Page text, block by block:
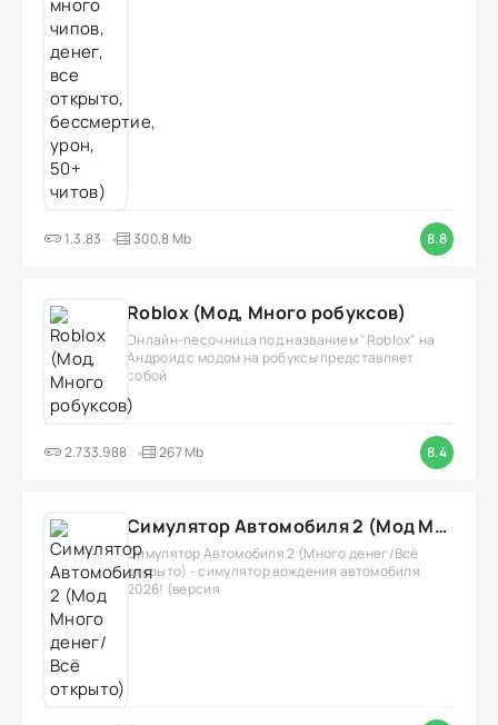
1.3.83 300,8 Mb 8.8
Roblox (Мод, Много робуксов)
Онлайн-песочница под названием "Roblox" на
Андроид с модом на робуксы представляет
собой
2.733.988 267 Mb 8.4
Симулятор Автомобиля 2 (Мод Много денег/Всё открыто)
Симулятор Автомобиля 2 (Много денег/Всё
открыто) - симулятор вождения автомобиля
2026! (версия